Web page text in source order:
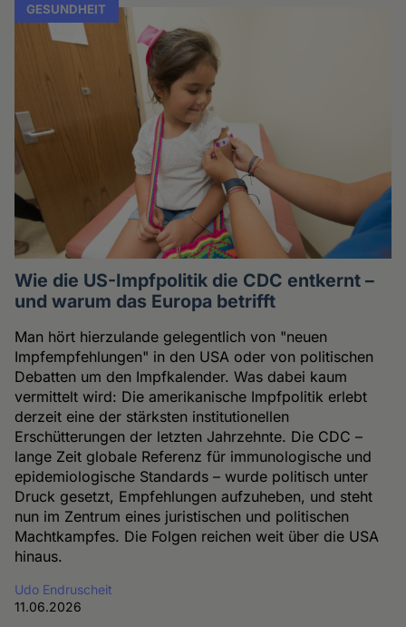
GESUNDHEIT
Wie die US-Impfpolitik die CDC entkernt –
und warum das Europa betrifft
Man hört hierzulande gelegentlich von "neuen
Impfempfehlungen" in den USA oder von politischen
Debatten um den Impfkalender. Was dabei kaum
vermittelt wird: Die amerikanische Impfpolitik erlebt
derzeit eine der stärksten institutionellen
Erschütterungen der letzten Jahrzehnte. Die CDC –
lange Zeit globale Referenz für immunologische und
epidemiologische Standards – wurde politisch unter
Druck gesetzt, Empfehlungen aufzuheben, und steht
nun im Zentrum eines juristischen und politischen
Machtkampfes. Die Folgen reichen weit über die USA
hinaus.
Udo Endruscheit
11.06.2026